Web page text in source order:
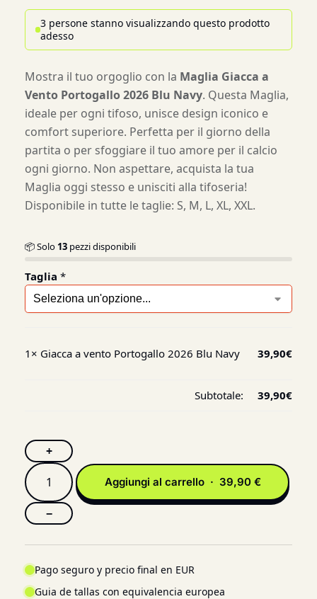
3 persone stanno visualizzando questo prodotto
adesso
Mostra il tuo orgoglio con la Maglia Giacca a
Vento Portogallo 2026 Blu Navy. Questa Maglia,
ideale per ogni tifoso, unisce design iconico e
comfort superiore. Perfetta per il giorno della
partita o per sfoggiare il tuo amore per il calcio
ogni giorno. Non aspettare, acquista la tua
Maglia oggi stesso e unisciti alla tifoseria!
Disponibile in tutte le taglie: S, M, L, XL, XXL.
📦 Solo 13 pezzi disponibili
Taglia *
1× Giacca a vento Portogallo 2026 Blu Navy 39,90€
Subtotale: 39,90€
+
−
Aggiungi al carrello · 39,90 €
Pago seguro y precio final en EUR
Guia de tallas con equivalencia europea